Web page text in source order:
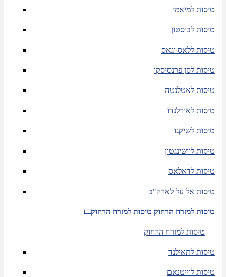
טיסות למיאמי
טיסות לבוסטון
טיסות ללאס וגאס
טיסות לסן פרנסיסקו
טיסות לאטלנטה
טיסות לאורלנדו
טיסות לשיקגו
טיסות לוושינגטון
טיסות לדאלאס
טיסות אל על לארה"ב
טיסות למזרח הרחוק טיסות למזרח הרחוק
טיסות למזרח הרחוק
טיסות לתאילנד
טיסות לוייטנאם